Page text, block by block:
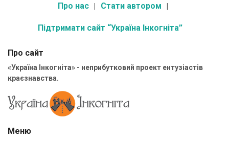
Про нас Стати автором
Підтримати сайт “Україна Інкогніта”
Про сайт
«Україна Інкогніта» - неприбутковий проект ентузіастів
краєзнавства.
Меню